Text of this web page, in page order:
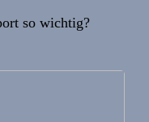
so wichtig?